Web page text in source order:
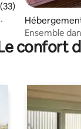
moyenne
Ensemble
confort